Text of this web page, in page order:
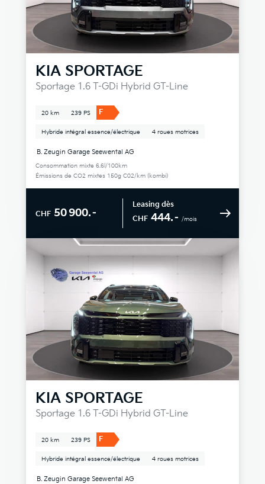
KIA SPORTAGE
Sportage 1.6 T-GDi Hybrid GT-Line
20 km 239 PS F
Hybride intégral essence/électrique 4 roues motrices
B. Zeugin Garage Seewental AG
Consommation mixte 6.6l/100km
Émissions de CO2 mixtes 150g C02/km (kombi)
CHF 50 900.–
Leasing dès
CHF 444.– /mois
KIA SPORTAGE
Sportage 1.6 T-GDi Hybrid GT-Line
20 km 239 PS F
Hybride intégral essence/électrique 4 roues motrices
B. Zeugin Garage Seewental AG